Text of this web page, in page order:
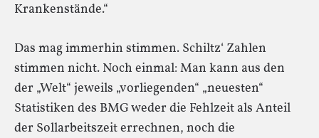
Krankenstände.“
Das mag immerhin stimmen. Schiltz‘ Zahlen
stimmen nicht. Noch einmal: Man kann aus den
der „Welt“ jeweils „vorliegenden“ „neuesten“
Statistiken des BMG weder die Fehlzeit als Anteil
der Sollarbeitszeit errechnen, noch die